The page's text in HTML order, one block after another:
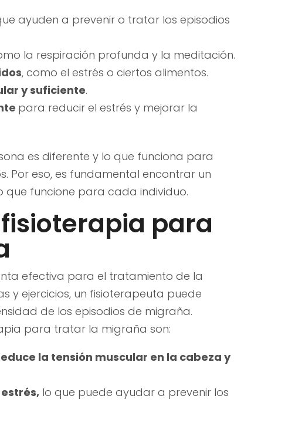
ayuden a prevenir o tratar los episodios
la respiración profunda y la meditación.
, como el estrés o ciertos alimentos.
y suficiente.
para reducir el estrés y mejorar la
es diferente y lo que funciona para
Por eso, es fundamental encontrar un
funcione para cada individuo.
para
efectiva para el tratamiento de la
y ejercicios, un fisioterapeuta puede
de los episodios de migraña.
para tratar la migraña son:
la tensión muscular en la cabeza y
lo que puede ayudar a prevenir los